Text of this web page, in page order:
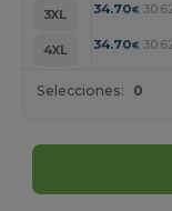
3XL
34.70€
4XL
34.70€
Selecciones: 0